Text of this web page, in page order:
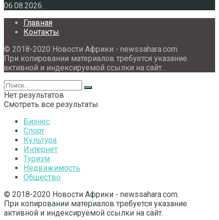
06.08.2026
Главная
Контакты
© 2018-2020 Новости Африки - newssahara.com.
При копировании материалов требуется указание
активной и индексируемой ссылки на сайт.
Нет результатов
Смотреть все результаты
Бизнес
Спорт
Культура
Интернет
Туризм
Недвижимость
Общество
© 2018-2020 Новости Африки - newssahara.com.
При копировании материалов требуется указание
активной и индексируемой ссылки на сайт.